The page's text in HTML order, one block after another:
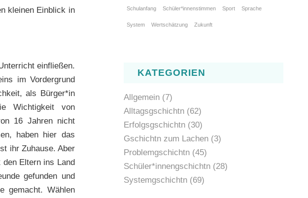
kleinen Einblick in
einfließen.
im Vordergrund
als Bürger*in
Wichtigkeit von
16 Jahren nicht
haben hier das
ihr Zuhause. Aber
Eltern ins Land
gefunden und
gemacht. Wählen
Schulanfang Schüler*innenstimmen Sport Sprache
System Wertschätzung Zukunft
KATEGORIEN
Allgemein(7)
Alltagsgschichtn(62)
Erfolgsgschichtn(30)
Gschichtn zum Lachen(3)
Problemgschichtn(45)
Schüler*innengschichtn(28)
Systemgschichtn(69)